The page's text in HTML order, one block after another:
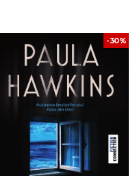
-30%